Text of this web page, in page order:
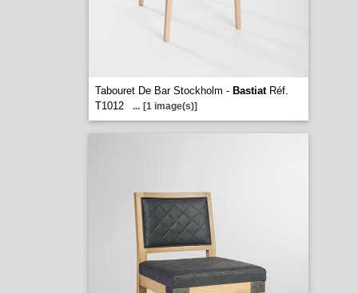
Tabouret De Bar Stockholm - BastiatRéf.
T1012
... [1 image(s)]